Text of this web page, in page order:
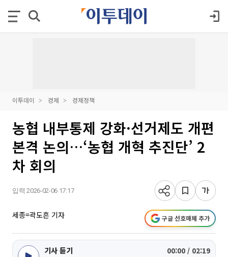
이투데이 경제 경제정책
농협 내부통제 강화·선거제도 개편
본격 논의…‘농협 개혁 추진단’ 2
차 회의
입력 2026-02-06 17:17
세종=곽도흔 기자 구글 선호매체 추가
기사 듣기 00:00 / 02:19